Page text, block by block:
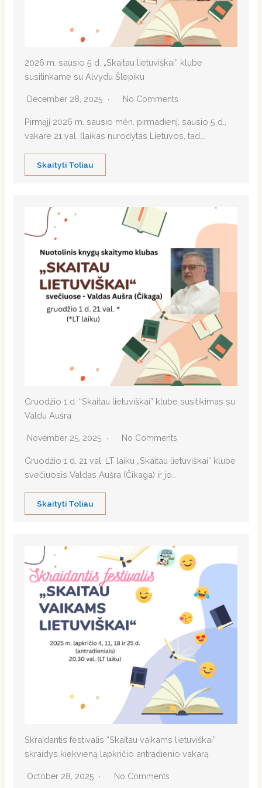
2026 m. sausio 5 d. „Skaitau lietuviškai“ klube
susitinkame su Alvydu Šlepiku
December 28, 2025 No Comments
Pirmąjį 2026 m. sausio mėn. pirmadienį, sausio 5 d.,
vakare 21 val. (laikas nurodytas Lietuvos, tad,…
Skaityti Toliau
Gruodžio 1 d. “Skaitau lietuviškai” klube susitikimas su
Valdu Aušra
November 25, 2025 No Comments
Gruodžio 1 d. 21 val. LT laiku „Skaitau lietuviškai“ klube
svečiuosis Valdas Aušra (Čikaga) ir jo…
Skaityti Toliau
Skraidantis festivalis “Skaitau vaikams lietuviškai”
skraidys kiekvieną lapkričio antradienio vakarą
October 28, 2025 No Comments